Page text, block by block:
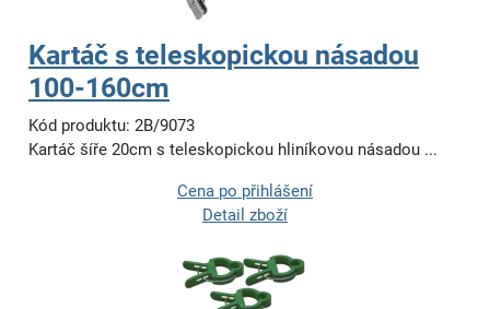
Kartáč s teleskopickou násadou
100-160cm
Kód produktu: 2B/9073
Kartáč šíře 20cm s teleskopickou hliníkovou násadou ...
Cena po přihlášení
Detail zboží